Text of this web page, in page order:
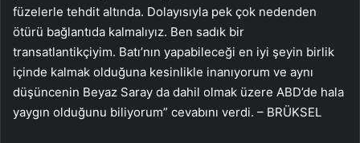
füzelerle tehdit altında. Dolayısıyla pek çok nedenden
ötürü bağlantıda kalmalıyız. Ben sadık bir
transatlantikçiyim. Batı’nın yapabileceği en iyi şeyin birlik
içinde kalmak olduğuna kesinlikle inanıyorum ve aynı
düşüncenin Beyaz Saray da dahil olmak üzere ABD’de hala
yaygın olduğunu biliyorum” cevabını verdi. – BRÜKSEL